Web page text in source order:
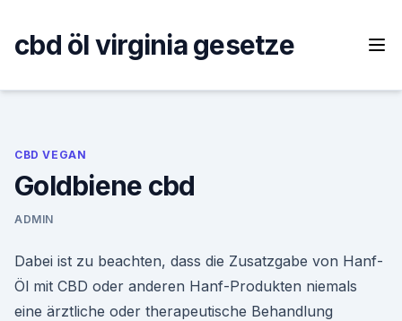
content
cbd öl virginia gesetze
CBD VEGAN
Goldbiene cbd
ADMIN
Dabei ist zu beachten, dass die Zusatzgabe von Hanf-
Öl mit CBD oder anderen Hanf-Produkten niemals
eine ärztliche oder therapeutische Behandlung